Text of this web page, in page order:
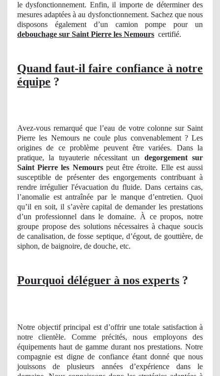
le dysfonctionnement. Enfin, il importe de déterminer des
mesures adaptées à au dysfonctionnement. Sachez que nous
disposons également d’un camion pompe pour un
debouchage sur Saint Pierre les Nemours certifié.
Quand faut-il faire confiance à notre
équipe ?
Avez-vous remarqué que l’eau de votre colonne sur Saint
Pierre les Nemours ne coule plus convenablement ? Les
origines de ce problème peuvent être variées. Dans la
pratique, la tuyauterie nécessitant un degorgement sur
Saint Pierre les Nemourspeut être étroite. Elle est aussi
susceptible de présenter des engorgements contribuant à
rendre irrégulier l'évacuation du fluide. Dans certains cas,
l’anomalie est antraînée par le manque d’entretien. Quoi
qu’il en soit, il s’avère capital de demander les prestations
d’un professionnel dans le domaine. À ce propos, notre
groupe propose des solutions nécessaires à chaque soucis
de canalisation, de fosse septique, d’égout, de gouttière, de
siphon, de baignoire, de douche, etc.
Pourquoi déléguer à nos experts ?
Notre objectif principal est d’offrir une totale satisfaction à
notre clientèle. Comme précités, nous employons des
équipements haut de gamme durant nos prestations. Notre
compagnie est digne de confiance étant donné que nous
jouissons de plusieurs années d’expérience dans le